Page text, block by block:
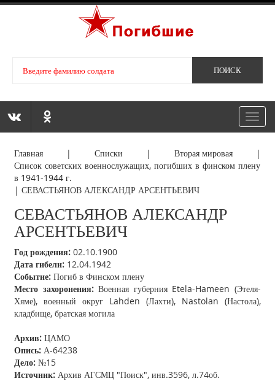
Главная |Списки | Вторая мировая|
Список советских военнослужащих, погибших в финском плену
в 1941-1944 г.
|СЕВАСТЬЯНОВ АЛЕКСАНДР АРСЕНТЬЕВИЧ
СЕВАСТЬЯНОВ АЛЕКСАНДР
АРСЕНТЬЕВИЧ
Год рождения: 02.10.1900
Дата гибели: 12.04.1942
Событие: Погиб в Финском плену
Место захоронения:Военная губерния Etela-Hameen (Этеля-
Хяме), военный округ Lahden (Лахти), Nastolan (Настола),
кладбище, братская могила
Архив: ЦАМО
Опись: А-64238
Дело: №15
Источник: Архив АГСМЦ "Поиск", инв.3596, л.74об.